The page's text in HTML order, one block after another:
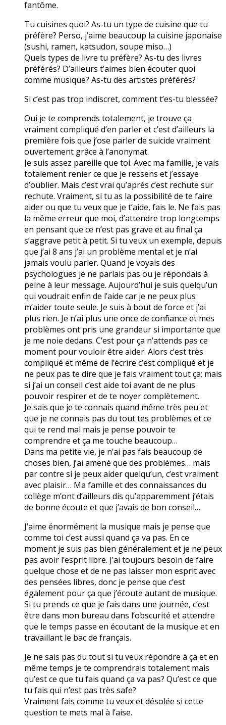
fantôme.
Tu cuisines quoi? As-tu un type de cuisine que tu
préfère? Perso, j’aime beaucoup la cuisine japonaise
(sushi, ramen, katsudon, soupe miso…)
Quels types de livre tu préfère? As-tu des livres
préférés? D’ailleurs t’aimes bien écouter quoi
comme musique? As-tu des artistes préférés?
Si c’est pas trop indiscret, comment t’es-tu blessée?
Oui je te comprends totalement, je trouve ça
vraiment compliqué d’en parler et c’est d’ailleurs la
première fois que j’ose parler de suicide vraiment
ouvertement grâce à l’anonymat.
Je suis assez pareille que toi. Avec ma famille, je vais
totalement renier ce que je ressens et j’essaye
d’oublier. Mais c’est vrai qu’après c’est rechute sur
rechute. Vraiment, si tu as la possibilité de te faire
aider ou que tu veux que je t’aide, fais le. Ne fais pas
la même erreur que moi, d’attendre trop longtemps
en pensant que ce n’est pas grave et au final ça
s’aggrave petit à petit. Si tu veux un exemple, depuis
que j’ai 8 ans j’ai un problème mental et je n’ai
jamais voulu parler. Quand je voyais des
psychologues je ne parlais pas ou je répondais à
peine à leur message. Aujourd’hui je suis quelqu’un
qui voudrait enfin de l’aide car je ne peux plus
m’aider toute seule. Je suis à bout de force et j’ai
plus rien. Je n’ai plus une once de confiance et mes
problèmes ont pris une grandeur si importante que
je me noie dedans. C’est pour ça n’attends pas ce
moment pour vouloir être aider. Alors c’est très
compliqué et même de l’écrire c’est compliqué et je
ne peux pas te dire que je fais vraiment tout ça; mais
si j’ai un conseil c’est aide toi avant de ne plus
pouvoir respirer et de te noyer complètement.
Je sais que je te connais quand même très peu et
que je ne connais pas du tout tes problèmes et ce
qui te rend mal mais je pense pouvoir te
comprendre et ça me touche beaucoup…
Dans ma petite vie, je n’ai pas fais beaucoup de
choses bien, j’ai amené que des problèmes… mais
par contre si je peux aider quelqu’un, c’est vraiment
avec plaisir… Ma famille et des connaissances du
collège m’ont d’ailleurs dis qu’apparemment j’étais
de bonne écoute et que j’avais de bon conseil…
J’aime énormément la musique mais je pense que
comme toi c’est aussi quand ça va pas. En ce
moment je suis pas bien généralement et je ne peux
pas avoir l’esprit libre. J’ai toujours besoin de faire
quelque chose et de ne pas laisser mon esprit avec
des pensées libres, donc je pense que c’est
également pour ça que j’écoute autant de musique.
Si tu prends ce que je fais dans une journée, c’est
être dans mon bureau dans l’obscurité et attendre
que le temps passe en écoutant de la musique et en
travaillant le bac de français.
Je ne sais pas du tout si tu veux répondre à ça et en
même temps je te comprendrais totalement mais
qu’est ce que tu fais quand ça va pas? Qu’est ce que
tu fais qui n’est pas très safe?
Vraiment fais comme tu veux et désolée si cette
question te mets mal à l’aise.